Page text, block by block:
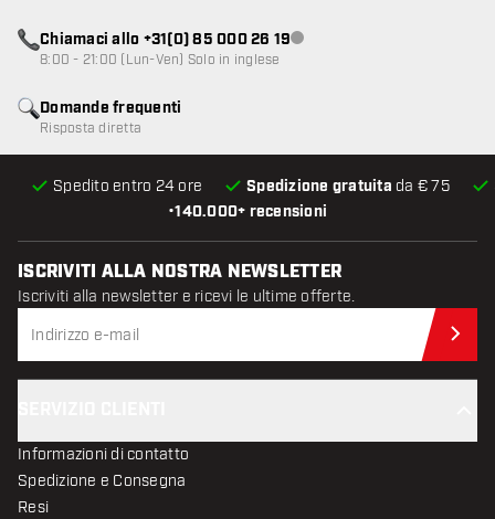
•140.000+ recensioni
Spedito entro 24 ore Spedizione gratuita da € 75
Domande frequenti
Risposta diretta
Chiamaci allo +31(0) 85 000 26 19Servizio clienti non disponibile
8:00 - 21:00 (Lun-Ven) Solo in inglese
ISCRIVITI ALLA NOSTRA NEWSLETTER
Iscriviti alla newsletter e ricevi le ultime offerte.
Informazioni di contatto
Spedizione e Consegna
Resi